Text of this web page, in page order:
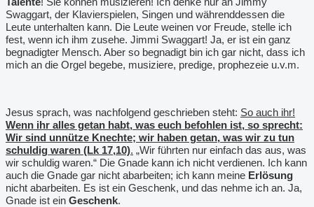
Swaggart, der Klavierspielen, Singen und währenddessen die
Leute unterhalten kann. Die Leute weinen vor Freude, stelle ich
fest, wenn ich ihm zusehe. Jimmi Swaggart! Ja, er ist ein ganz
begnadigter Mensch. Aber so begnadigt bin ich gar nicht, dass ich
mich an die Orgel begebe, musiziere, predige, prophezeie u.v.m.
Jesus sprach, was nachfolgend geschrieben steht: So auch ihr!
Wenn ihr alles getan habt, was euch befohlen ist, so sprecht:
Wir sind unnütze Knechte; wir haben getan, was wir zu tun
schuldig waren (Lk 17,10). „Wir führten nur einfach das aus, was
wir schuldig waren.“ Die Gnade kann ich nicht verdienen. Ich kann
auch die Gnade gar nicht abarbeiten; ich kann meine Erlösung
nicht abarbeiten. Es ist ein Geschenk, und das nehme ich an. Ja,
Gnade ist ein Geschenk.